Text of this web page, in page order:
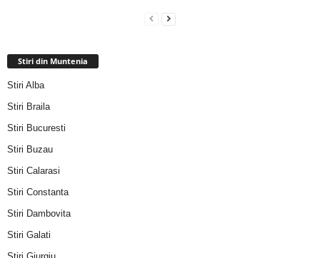
Stiri din Muntenia
Stiri Alba
Stiri Braila
Stiri Bucuresti
Stiri Buzau
Stiri Calarasi
Stiri Constanta
Stiri Dambovita
Stiri Galati